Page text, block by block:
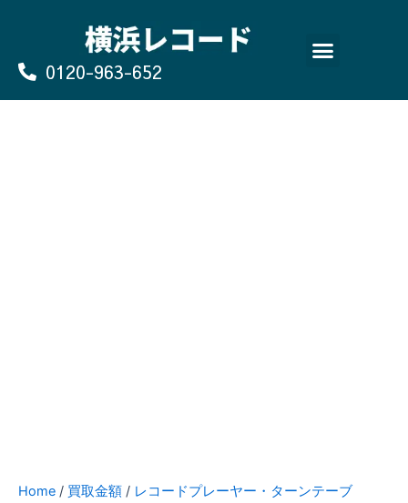
0120-963-652
Home / 買取金額 / レコードプレーヤー・ターンテーブ